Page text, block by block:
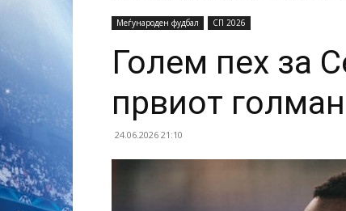
Меѓународен фудбал СП 2026
Голем пех за
првиот голман
24.06.2026 21:10